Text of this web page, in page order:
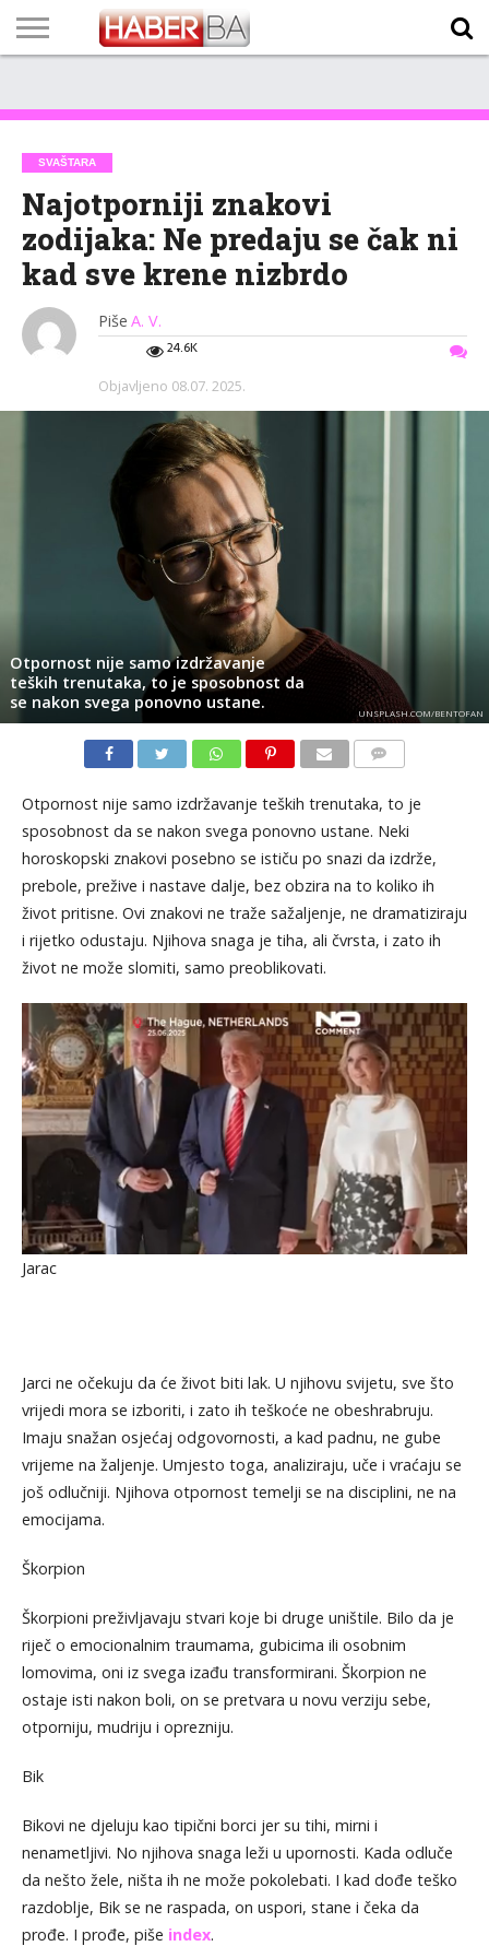
TECH
PROGRAM
PROGNOZA
PUTEVIMA
LISTA
NAMA
SVAŠTARA
Najotporniji znakovi
zodijaka: Ne predaju se čak ni
kad sve krene nizbrdo
Piše A. V.
24.6K
Objavljeno 08.07. 2025.
Otpornost nije samo izdržavanje
teških trenutaka, to je sposobnost da
se nakon svega ponovno ustane.
UNSPLASH.COM/BENTOFAN
Otpornost nije samo izdržavanje teških trenutaka, to je
sposobnost da se nakon svega ponovno ustane. Neki
horoskopski znakovi posebno se ističu po snazi da izdrže,
prebole, prežive i nastave dalje, bez obzira na to koliko ih
život pritisne. Ovi znakovi ne traže sažaljenje, ne dramatiziraju
i rijetko odustaju. Njihova snaga je tiha, ali čvrsta, i zato ih
život ne može slomiti, samo preoblikovati.
Jarac
Jarci ne očekuju da će život biti lak. U njihovu svijetu, sve što
vrijedi mora se izboriti, i zato ih teškoće ne obeshrabruju.
Imaju snažan osjećaj odgovornosti, a kad padnu, ne gube
vrijeme na žaljenje. Umjesto toga, analiziraju, uče i vraćaju se
još odlučniji. Njihova otpornost temelji se na disciplini, ne na
emocijama.
Škorpion
Škorpioni preživljavaju stvari koje bi druge uništile. Bilo da je
riječ o emocionalnim traumama, gubicima ili osobnim
lomovima, oni iz svega izađu transformirani. Škorpion ne
ostaje isti nakon boli, on se pretvara u novu verziju sebe,
otporniju, mudriju i oprezniju.
Bik
Bikovi ne djeluju kao tipični borci jer su tihi, mirni i
nenametljivi. No njihova snaga leži u upornosti. Kada odluče
da nešto žele, ništa ih ne može pokolebati. I kad dođe teško
razdoblje, Bik se ne raspada, on uspori, stane i čeka da
prođe. I prođe, piše index.